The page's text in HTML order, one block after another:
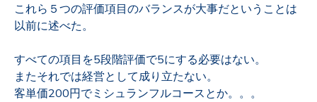
これら５つの評価項目のバランスが大事だということは
以前に述べた。
すべての項目を5段階評価で5にする必要はない。
またそれでは経営として成り立たない。
客単価200円でミシュランフルコースとか。。。